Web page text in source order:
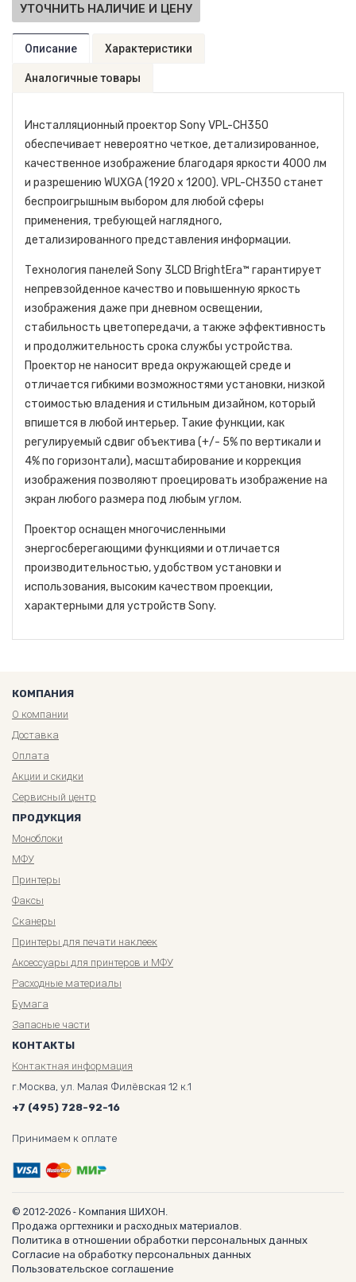
УТОЧНИТЬ НАЛИЧИЕ И ЦЕНУ
Описание Характеристики
Аналогичные товары
Инсталляционный проектор Sony VPL-CH350
обеспечивает невероятно четкое, детализированное,
качественное изображение благодаря яркости 4000 лм
и разрешению WUXGA (1920 x 1200). VPL-CH350 станет
беспроигрышным выбором для любой сферы
применения, требующей наглядного,
детализированного представления информации.
Технология панелей Sony 3LCD BrightEra™ гарантирует
непревзойденное качество и повышенную яркость
изображения даже при дневном освещении,
стабильность цветопередачи, а также эффективность
и продолжительность срока службы устройства.
Проектор не наносит вреда окружающей среде и
отличается гибкими возможностями установки, низкой
стоимостью владения и стильным дизайном, который
впишется в любой интерьер. Такие функции, как
регулируемый сдвиг объектива (+/- 5% по вертикали и
4% по горизонтали), масштабирование и коррекция
изображения позволяют проецировать изображение на
экран любого размера под любым углом.
Проектор оснащен многочисленными
энергосберегающими функциями и отличается
производительностью, удобством установки и
использования, высоким качеством проекции,
характерными для устройств Sony.
КОМПАНИЯ
О компании
Доставка
Оплата
Акции и скидки
Сервисный центр
ПРОДУКЦИЯ
Моноблоки
МФУ
Принтеры
Факсы
Сканеры
Принтеры для печати наклеек
Аксессуары для принтеров и МФУ
Расходные материалы
Бумага
Запасные части
КОНТАКТЫ
Контактная информация
г.Москва, ул. Малая Филёвская 12 к.1
+7 (495) 728-92-16
Принимаем к оплате
© 2012-2026 - Компания ШИХОН.
Продажа оргтехники и расходных материалов.
Политика в отношении обработки персональных данных
Согласие на обработку персональных данных
Пользовательское соглашение